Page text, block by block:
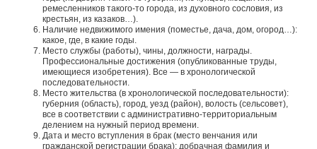
ремесленников такого-то города, из духовного сословия, из
крестьян, из казаков…).
Наличие недвижимого имения (поместье, дача, дом, огород…):
какое, где, в какие годы.
Место службы (работы), чины, должности, награды.
Профессиональные достижения (опубликованные труды,
имеющиеся изобретения). Все — в хронологической
последовательности.
Место жительства (в хронологической последовательности):
губерния (область), город, уезд (район), волость (сельсовет),
все в соответствии с административно-территориальным
делением на нужный период времени.
Дата и место вступления в брак (место венчания или
гражданской регистрации брака); добрачная фамилия и